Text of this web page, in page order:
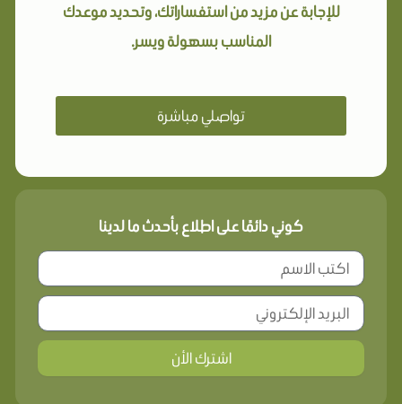
للإجابة عن مزيد من استفساراتك، وتحديد موعدك
المناسب بسهولة ويسر.
تواصلي مباشرة
كوني دائمًا على اطلاع بأحدث ما لدينا
اشترك الأن